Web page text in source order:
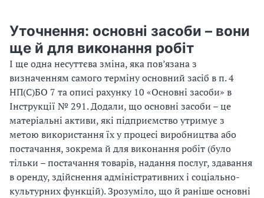
Уточнення: основні засоби – вони
ще й для виконання робіт
І ще одна несуттєва зміна, яка пов’язана з
визначенням самого терміну основний засіб в п. 4
НП(С)БО 7 та описі рахунку 10 «Основні засоби» в
Інструкції № 291. Додали, що основні засоби – це
матеріальні активи, які підприємство утримує з
метою використання їх у процесі виробництва або
постачання, зокрема й для виконання робіт (було
тільки – постачання товарів, надання послуг, здавання
в оренду, здійснення адміністративних і соціально-
культурних функцій). Зрозуміло, що й раніше основні